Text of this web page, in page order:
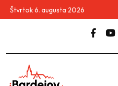
Štvrtok 6. augusta 2026